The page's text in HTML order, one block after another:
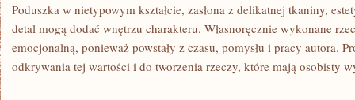
Poduszka w nietypowym kształcie, zasłona z delikatnej tkaniny,
detal mogą dodać wnętrzu charakteru. Własnoręcznie wykonane
emocjonalną, ponieważ powstały z czasu, pomysłu i pracy autora.
odkrywania tej wartości i do tworzenia rzeczy, które mają osobisty